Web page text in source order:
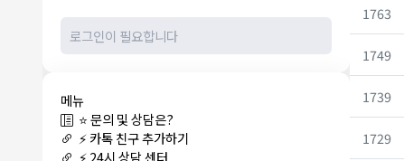
메뉴
⭐ 문의 및 상담은?
⚡ 카톡 친구 추가하기
⚡ 24시 상담 센터
1763
1749
1739
1729